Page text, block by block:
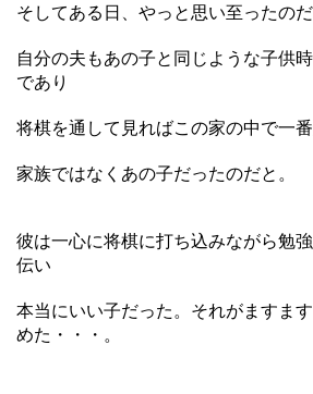
そしてある日、やっと思い至ったのだ
自分の夫もあの子と同じような子供
であり
将棋を通して見ればこの家の中で一
家族ではなくあの子だったのだと。
彼は一心に将棋に打ち込みながら勉
伝い
本当にいい子だった。それがますま
めた・・・。